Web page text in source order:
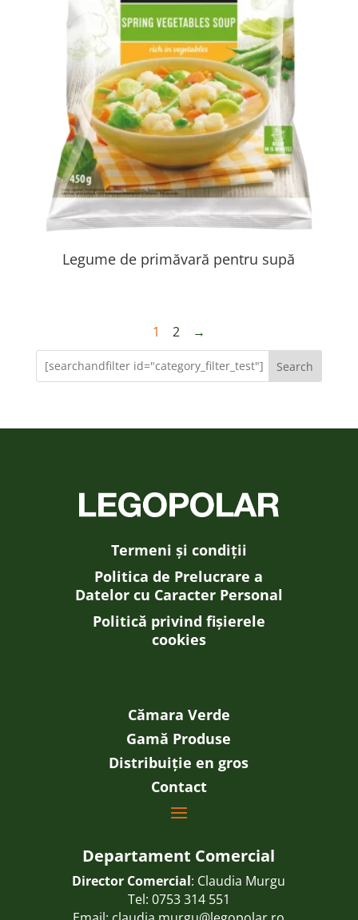
Legume de primăvară pentru supă
1 2 →
Search
Termeni și condiții
Politica de Prelucrare a
Datelor cu Caracter Personal
Politică privind fișierele
cookies
Cămara Verde
Gamă Produse
Distribuiție en gros
Contact
Departament Comercial
Director Comercial: Claudia Murgu
Tel: 0753 314 551